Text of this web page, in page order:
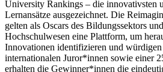
University Rankings – die innovativsten
Lernansätze ausgezeichnet. Die
gelten als Oscars des Bildungssektors
Hochschulwesen eine Plattform, um
Innovationen identifizieren und
internationalen Juror*innen sowie einer
erhalten die Gewinner*innen die